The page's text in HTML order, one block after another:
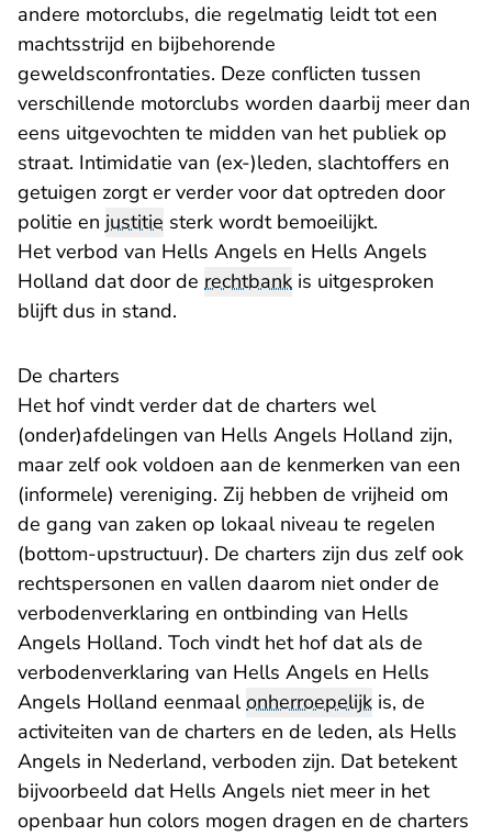
andere motorclubs, die regelmatig leidt tot een
machtsstrijd en bijbehorende
geweldsconfrontaties. Deze conflicten tussen
verschillende motorclubs worden daarbij meer dan
eens uitgevochten te midden van het publiek op
straat. Intimidatie van (ex-)leden, slachtoffers en
getuigen zorgt er verder voor dat optreden door
politie en justitie sterk wordt bemoeilijkt.
Het verbod van Hells Angels en Hells Angels
Holland dat door de rechtbank is uitgesproken
blijft dus in stand.
De charters
Het hof vindt verder dat de charters wel
(onder)afdelingen van Hells Angels Holland zijn,
maar zelf ook voldoen aan de kenmerken van een
(informele) vereniging. Zij hebben de vrijheid om
de gang van zaken op lokaal niveau te regelen
(bottom-upstructuur). De charters zijn dus zelf ook
rechtspersonen en vallen daarom niet onder de
verboden­verklaring en ontbinding van Hells
Angels Holland. Toch vindt het hof dat als de
verbodenverklaring van Hells Angels en Hells
Angels Holland eenmaalonherroepelijk is, de
activi­teiten van de charters en de leden, als Hells
Angels in Nederland, verboden zijn. Dat betekent
bijvoorbeeld dat Hells Angels niet meer in het
openbaar hun colors mogen dragen en de charters